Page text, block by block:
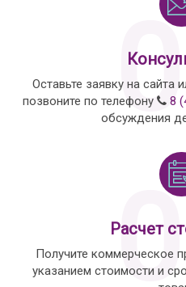
Оставьте заявку на сайта
позвоните по телефону
8
обсуждения
Расчет
Получите коммерческое
указанием стоимости и